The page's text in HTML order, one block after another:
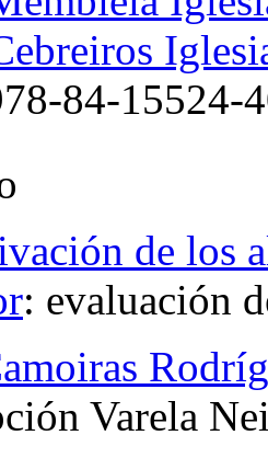
84-15524-
de los
: evaluación
Varela